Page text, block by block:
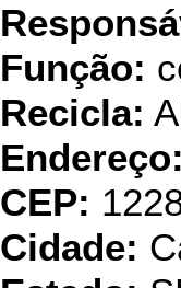
Função:
Recicla:
Endereço:
CEP:
Cidade: